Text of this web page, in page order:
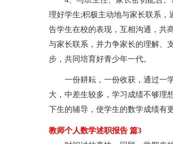
理好学生;积极主动地与家长联系
告学生在校的表现，互相沟通，共
与家长联系，并力争家长的理解、
步，共同培育好青少年一代。
一份耕耘，一份收获，通过一
大，中差生较多，学习成绩不够理
下生的辅导，使学生的数学成绩有
教师个人数学述职报告 篇3